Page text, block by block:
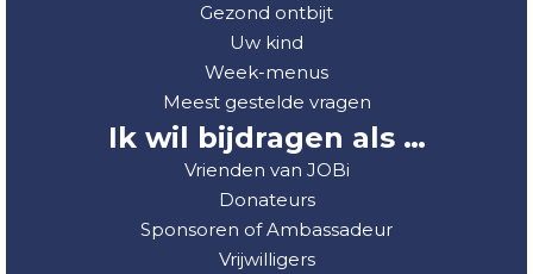
Gezond ontbijt
Uw kind
Week-menus
Meest gestelde vragen
Ik wil bijdragen als …
Vrienden van JOBi
Donateurs
Sponsoren of Ambassadeur
Vrijwilligers